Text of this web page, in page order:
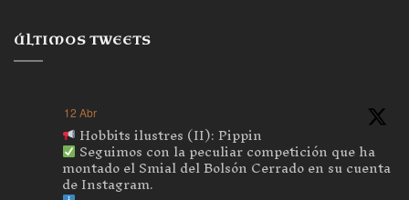
ÚLTIMOS TWEETS
12 Abr
Hobbits ilustres (II): Pippin
Seguimos con la peculiar competición que ha
montado el Smial del Bolsón Cerrado en su cuenta
de Instagram.